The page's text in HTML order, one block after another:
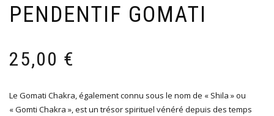
PENDENTIF GOMATI
25,00 €
Le Gomati Chakra, également connu sous le nom de « Shila » ou
« Gomti Chakra », est un trésor spirituel vénéré depuis des temps